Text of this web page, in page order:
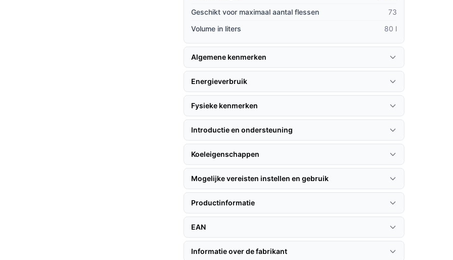
Geschikt voor maximaal aantal flessen
73
Volume in liters
80 l
Algemene kenmerken
Energieverbruik
Fysieke kenmerken
Introductie en ondersteuning
Koeleigenschappen
Mogelijke vereisten instellen en gebruik
Productinformatie
EAN
Informatie over de fabrikant